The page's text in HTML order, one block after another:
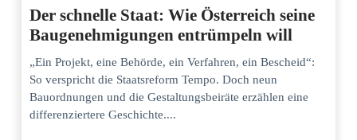
Der schnelle Staat: Wie Österreich seine
Baugenehmigungen entrümpeln will
„Ein Projekt, eine Behörde, ein Verfahren, ein Bescheid“:
So verspricht die Staatsreform Tempo. Doch neun
Bauordnungen und die Gestaltungsbeiräte erzählen eine
differenziertere Geschichte....